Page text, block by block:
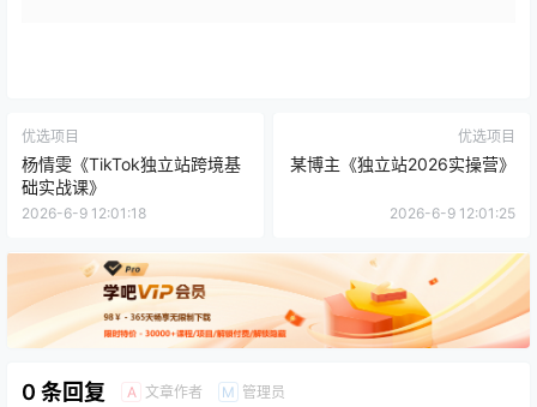
优选项目
杨情雯《TikTok独立站跨境基
础实战课》
2026-6-9 12:01:18
优选项目
某博主《独立站2026实操营》
2026-6-9 12:01:25
0 条回复 A 文章作者 M 管理员